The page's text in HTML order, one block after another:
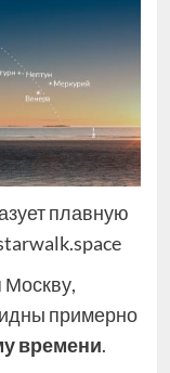
плавную
Москву,
примерно
времени.